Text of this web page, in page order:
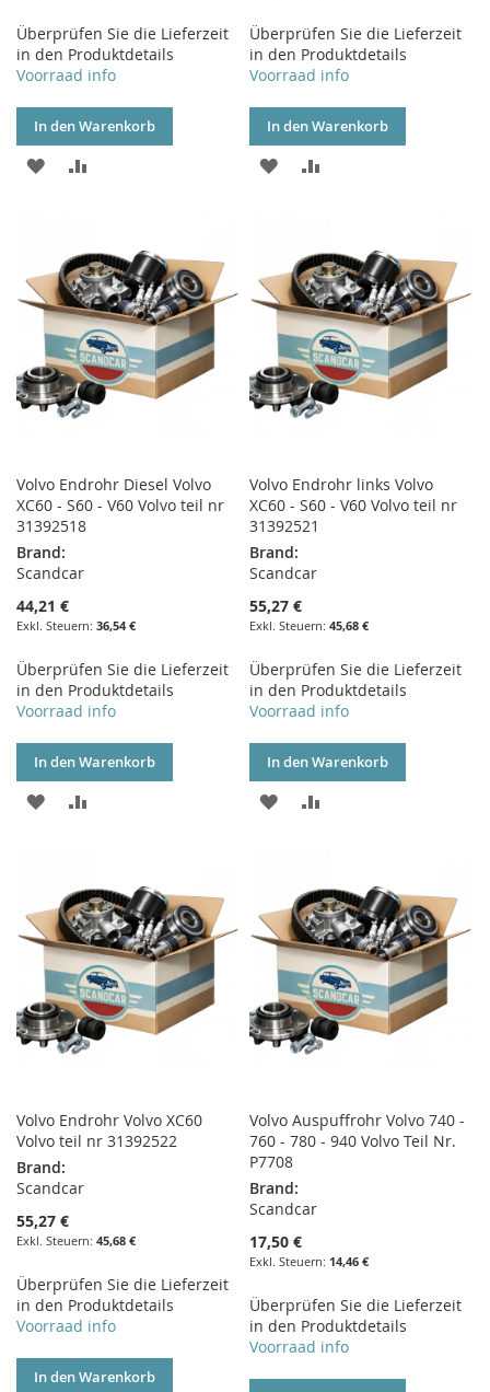
Überprüfen Sie die Lieferzeit
in den Produktdetails
Voorraad info
In den Warenkorb
ZUR
Überprüfen Sie die Lieferzeit
in den Produktdetails
Voorraad info
In den Warenkorb
ZUR
Volvo Endrohr Diesel Volvo
XC60 - S60 - V60 Volvo teil nr
31392518
Brand:
Scandcar
44,21 €
36,54 €
Überprüfen Sie die Lieferzeit
in den Produktdetails
Voorraad info
In den Warenkorb
ZUR
Volvo Endrohr links Volvo
XC60 - S60 - V60 Volvo teil nr
31392521
Brand:
Scandcar
55,27 €
45,68 €
Überprüfen Sie die Lieferzeit
in den Produktdetails
Voorraad info
In den Warenkorb
ZUR
Volvo Endrohr Volvo XC60
Volvo teil nr 31392522
Brand:
Scandcar
55,27 €
45,68 €
Überprüfen Sie die Lieferzeit
in den Produktdetails
Voorraad info
In den Warenkorb
Volvo Auspuffrohr Volvo 740 -
760 - 780 - 940 Volvo Teil Nr.
P7708
Brand:
Scandcar
17,50 €
14,46 €
Überprüfen Sie die Lieferzeit
in den Produktdetails
Voorraad info